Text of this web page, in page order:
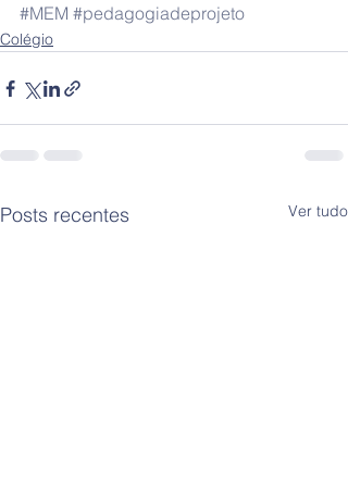
#MEM #pedagogiadeprojeto
Colégio
Posts recentes Ver tudo